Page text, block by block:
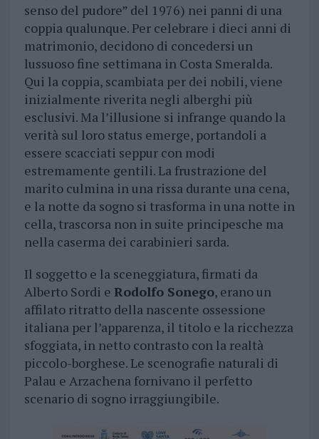
senso del pudore” del 1976) nei panni di una
coppia qualunque. Per celebrare i dieci anni di
matrimonio, decidono di concedersi un
lussuoso fine settimana in Costa Smeralda.
Qui la coppia, scambiata per dei nobili, viene
inizialmente riverita negli alberghi più
esclusivi. Ma l’illusione si infrange quando la
verità sul loro status emerge, portandoli a
essere scacciati seppur con modi
estremamente gentili. La frustrazione del
marito culmina in una rissa durante una cena,
e la notte da sogno si trasforma in una notte in
cella, trascorsa non in suite principesche ma
nella caserma dei carabinieri sarda.
Il soggetto e la sceneggiatura, firmati da
Alberto Sordi e Rodolfo Sonego, erano un
affilato ritratto della nascente ossessione
italiana per l’apparenza, il titolo e la ricchezza
sfoggiata, in netto contrasto con la realtà
piccolo-borghese. Le scenografie naturali di
Palau e Arzachena fornivano il perfetto
scenario di sogno irraggiungibile.